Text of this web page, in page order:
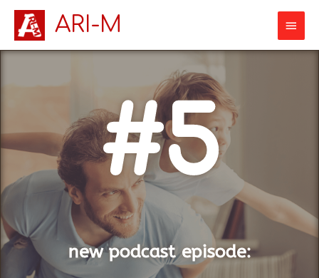
ARI-M
#5
new podcast episode​: